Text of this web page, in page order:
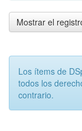
Mostrar el
Los ítems de
todos los
contrario.